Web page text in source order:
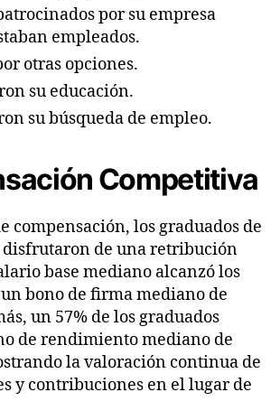
por su empresa
empleados.
otras opciones.
su educación.
su búsqueda de empleo.
Competitiva
compensación, los graduados de
de una retribución
base mediano alcanzó los
un bono de firma mediano de
un 57% de los graduados
de rendimiento mediano de
la valoración continua de
y contribuciones en el lugar de